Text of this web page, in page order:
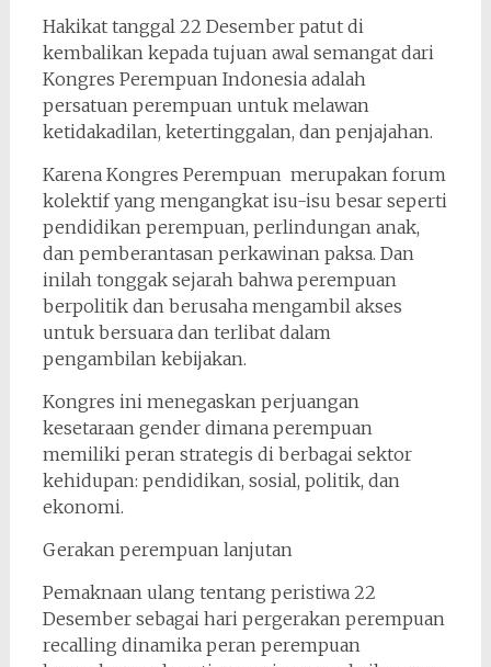
Hakikat tanggal 22 Desember patut di
kembalikan kepada tujuan awal semangat dari
Kongres Perempuan Indonesia adalah
persatuan perempuan untuk melawan
ketidakadilan, ketertinggalan, dan penjajahan.
Karena Kongres Perempuan merupakan forum
kolektif yang mengangkat isu-isu besar seperti
pendidikan perempuan, perlindungan anak,
dan pemberantasan perkawinan paksa. Dan
inilah tonggak sejarah bahwa perempuan
berpolitik dan berusaha mengambil akses
untuk bersuara dan terlibat dalam
pengambilan kebijakan.
Kongres ini menegaskan perjuangan
kesetaraan gender dimana perempuan
memiliki peran strategis di berbagai sektor
kehidupan: pendidikan, sosial, politik, dan
ekonomi.
Gerakan perempuan lanjutan
Pemaknaan ulang tentang peristiwa 22
Desember sebagai hari pergerakan perempuan
recalling dinamika peran perempuan